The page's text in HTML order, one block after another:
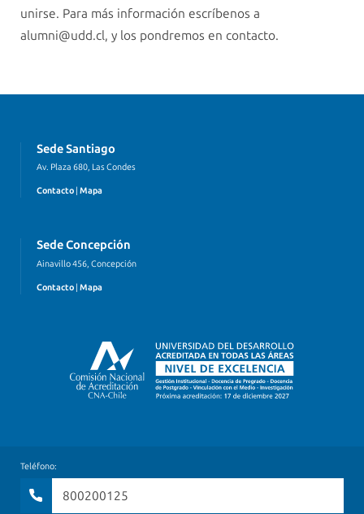
unirse. Para más información escríbenos a
alumni@udd.cl, y los pondremos en contacto.
Sede Santiago
Av. Plaza 680, Las Condes
Contacto Mapa
Sede Concepción
Ainavillo 456, Concepción
Contacto | Mapa
Teléfono:
800200125